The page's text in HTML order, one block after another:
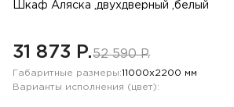
Шкаф Аляска ,двухдверный ,белый
31 873 P.52 590 P.
Габаритные размеры:11000х2200 мм
Варианты исполнения (цвет):